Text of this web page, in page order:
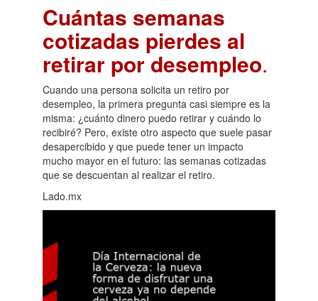
Cuántas semanas
cotizadas pierdes al
retirar por desempleo.
Cuando una persona solicita un retiro por
desempleo, la primera pregunta casi siempre es la
misma: ¿cuánto dinero puedo retirar y cuándo lo
recibiré? Pero, existe otro aspecto que suele pasar
desapercibido y que puede tener un impacto
mucho mayor en el futuro: las semanas cotizadas
que se descuentan al realizar el retiro.
Lado.mx